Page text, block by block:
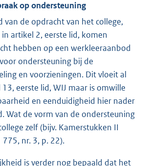
op ondersteuning
van de opdracht van het college,
artikel 2, eerste lid, komen
hebben op een werkleeraanbod
ondersteuning bij de
en voorzieningen. Dit vloeit al
eerste lid, WIJ maar is omwille
en eenduidigheid hier nader
Wat de vorm van de ondersteuning
zelf (bijv. Kamerstukken II
nr. 3, p. 22).
is verder nog bepaald dat het